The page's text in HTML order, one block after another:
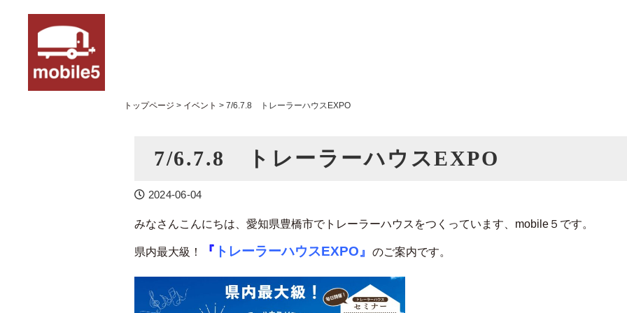
トップページ > イベント > 7/6.7.8 トレーラーハウスEXPO
7/6.7.8 トレーラーハウスEXPO
2024-06-04
みなさんこんにちは、愛知県豊橋市でトレーラーハウスをつくっています、mobile５です。
県内最大級！ 『 トレーラーハウスEXPO』 のご案内です。